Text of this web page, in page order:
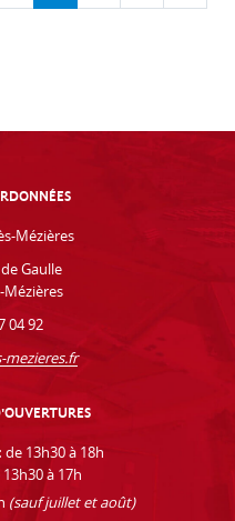
Mézières
Gaulle
Mézières
04 92
mezieres.fr
de 13h30 à 18h
13h30 à 17h
(sauf juillet et août)